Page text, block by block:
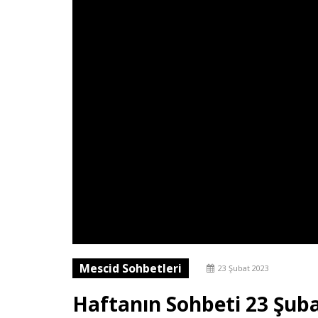
Mescid Sohbetleri 23 Şubat 2023
Haftanın Sohbeti 23